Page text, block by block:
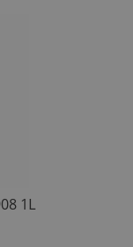
1L